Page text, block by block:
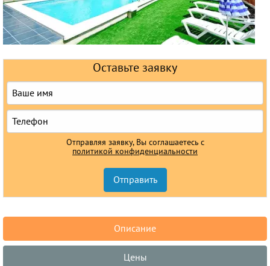
Оставьте заявку
Отправляя заявку, Вы соглашаетесь с
политикой конфиденциальности
Описание
Цены